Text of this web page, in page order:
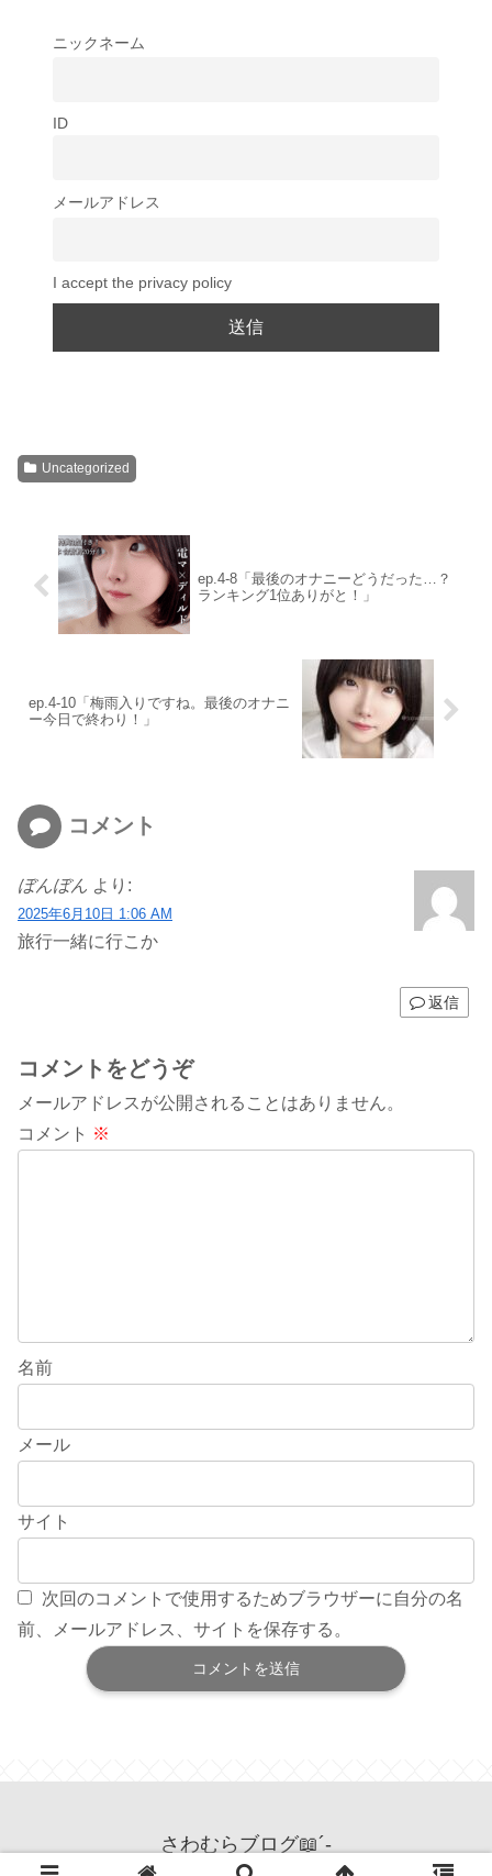
ニックネーム
ID
メールアドレス
I accept the privacy policy
Uncategorized
ep.4-8「最後のオナニーどうだった…？
ランキング1位ありがと！」
ep.4-10「梅雨入りですね。最後のオナニ
ー今日で終わり！」
コメント
ぼんぼん より:
2025年6月10日 1:06 AM
旅行一緒に行こか
返信
コメントをどうぞ
メールアドレスが公開されることはありません。
コメント ※
名前
メール
サイト
次回のコメントで使用するためブラウザーに自分の名
前、メールアドレス、サイトを保存する。
さわむらブログ📖´-